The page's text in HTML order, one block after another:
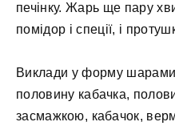
печінку. Жарь ще пару
помідор і спеції, і
Виклади у форму шарами
половину кабачка,
засмажкою, кабачок,